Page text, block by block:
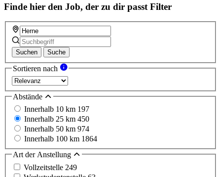
Finde hier den Job, der zu dir passt Filter
Suchen Suche
Sortieren nach
Abstände
Innerhalb 10 km 197
Innerhalb 25 km 450
Innerhalb 50 km 974
Innerhalb 100 km 1864
Art der Anstellung
Vollzeitstelle 249